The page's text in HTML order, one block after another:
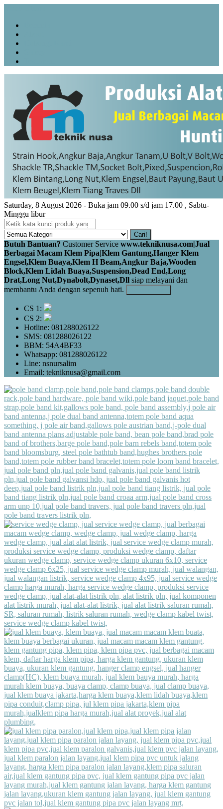
Saturday, 8 August 2026 - Buka jam 09.00 s/d jam 17.00 , Sabtu-
Minggu libur
Cari!
Butuh Bantuan? Customer Service www.tekniknusa.com|Jual
Berbagai Macam Klem Pipa|Klem Gantung,Hanger Klem
Engsel,Klem Buaya,Klem H Beam,Angkur Baja,Wooden
Block,Klem Lidah Buaya,Suspension,Dead End,Long
Drat,Long Nut,Dynabolt,Dynaset,Dll siap melayani dan
membantu Anda dengan sepenuh hati.
CS 1:
CS 2:
Hotline: 081288026122
SMS: 081288026122
BBM: 54A4BF33
Whatsapp: 081288026122
Line: nsnursalim
Email: tekniknusa@gmail.com